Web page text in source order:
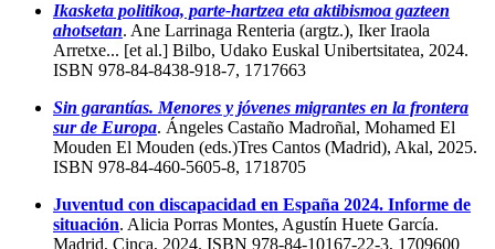
Ikasketa politikoa, parte-hartzea eta aktibismoa gazteen
ahotsetan. Ane Larrinaga Renteria (argtz.), Iker Iraola
Arretxe... [et al.] Bilbo, Udako Euskal Unibertsitatea, 2024.
ISBN 978-84-8438-918-7, 1717663
Sin garantías. Menores y jóvenes migrantes en la frontera
sur de Europa. Ángeles Castaño Madroñal, Mohamed El
Mouden El Mouden (eds.)Tres Cantos (Madrid), Akal, 2025.
ISBN 978-84-460-5605-8, 1718705
Juventud con discapacidad en España 2024. Informe de
situación. Alicia Porras Montes, Agustín Huete García.
Madrid, Cinca, 2024. ISBN 978-84-10167-22-3, 1709600